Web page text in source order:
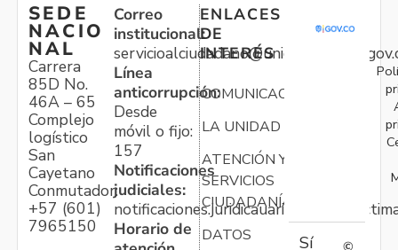
SEDE
NACIO
NAL
Carrera
85D No.
46A – 65
Complejo
logístico
San
Cayetano
Conmutador:
+57 (601)
7965150
Correo
institucional:
Línea
anticorrupción:
Desde
móvil o fijo:
157
Notificaciones
judiciales:
Horario de
ENLACES
DE
INTERÉS
COMUNICACIONES
LA UNIDAD
ATENCIÓN Y
SERVICIOS
CIUDADANÍA
DATOS
Sí